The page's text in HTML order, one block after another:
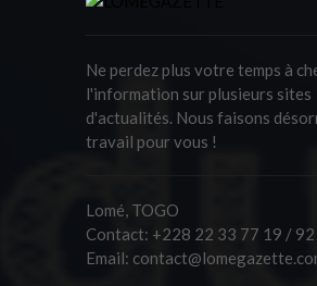
Ne perdez plus votre temps à
l'information sur plusieurs sites
d'actualités. Nous faisons
travail pour vous !
Lomé, TOGO
Contact: +228 22 33 77 19 /
Email: